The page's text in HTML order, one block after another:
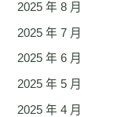
2025 年 8 月
2025 年 7 月
2025 年 6 月
2025 年 5 月
2025 年 4 月